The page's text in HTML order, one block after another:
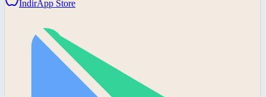
İndirApp Store